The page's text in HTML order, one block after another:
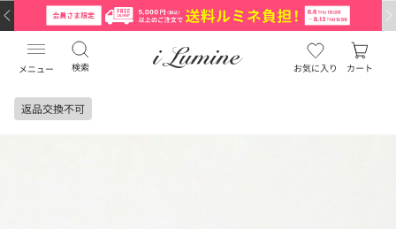
メニュー 検索 お気に入り カート
返品交換不可